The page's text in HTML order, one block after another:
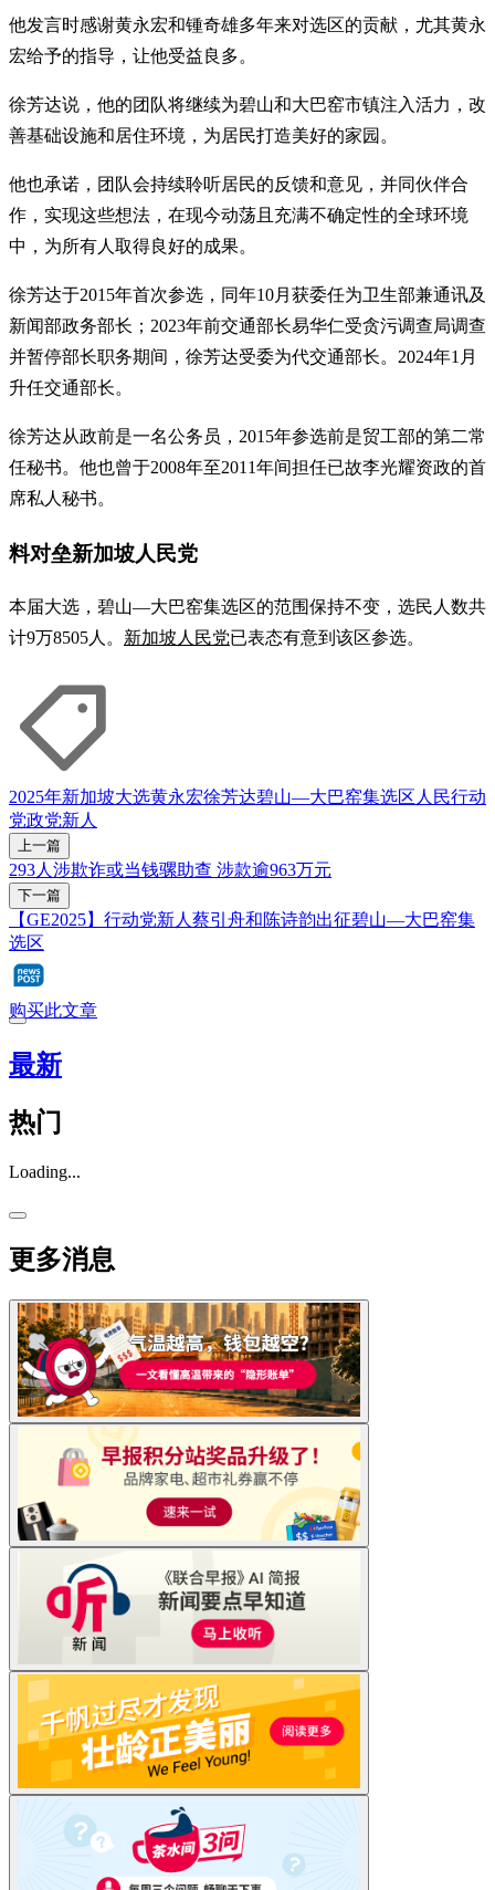
他发言时感谢黄永宏和锺奇雄多年来对选区的贡献，尤其黄永
宏给予的指导，让他受益良多。
徐芳达说，他的团队将继续为碧山和大巴窑市镇注入活力，改
善基础设施和居住环境，为居民打造美好的家园。
他也承诺，团队会持续聆听居民的反馈和意见，并同伙伴合
作，实现这些想法，在现今动荡且充满不确定性的全球环境
中，为所有人取得良好的成果。
徐芳达于2015年首次参选，同年10月获委任为卫生部兼通讯及
新闻部政务部长；2023年前交通部长易华仁受贪污调查局调查
并暂停部长职务期间，徐芳达受委为代交通部长。2024年1月
升任交通部长。
徐芳达从政前是一名公务员，2015年参选前是贸工部的第二常
任秘书。他也曾于2008年至2011年间担任已故李光耀资政的首
席私人秘书。
料对垒新加坡人民党
本届大选，碧山—大巴窑集选区的范围保持不变，选民人数共
计9万8505人。 新加坡人民党已表态有意到该区参选。
2025年新加坡大选黄永宏徐芳达碧山—大巴窑集选区 人民行动
党政党新人
上一篇
293人涉欺诈或当钱骡助查 涉款逾963万元
下一篇
【GE2025】行动党新人蔡引舟和陈诗韵出征碧山—大巴窑集
选区
购买此文章
最新
热门
Loading...
更多消息